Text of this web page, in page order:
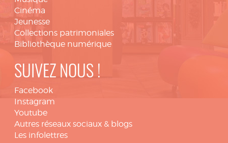
Cinéma
Jeunesse
Collections patrimoniales
Bibliothèque numérique
SUIVEZ NOUS !
Facebook
Instagram
Youtube
Autres réseaux sociaux & blogs
Les infolettres